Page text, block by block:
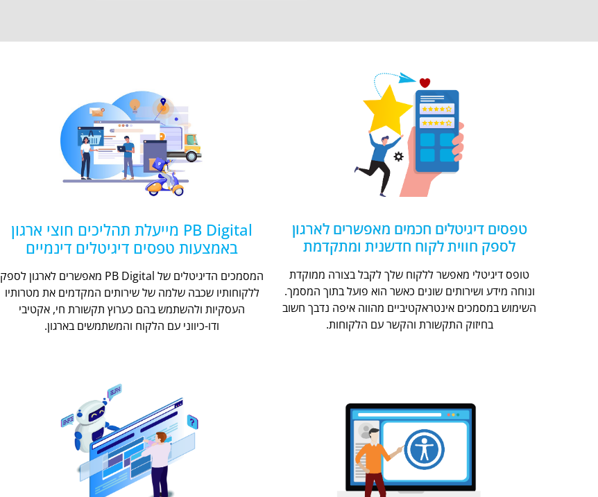
טפסים דיגיטלים חכמים מאפשרים לארגון
לספק חווית לקוח חדשנית ומתקדמת
טופס דיגיטלי מאפשר ללקוח שלך לקבל בצורה ממוקדת
ונוחה מידע ושירותים שונים כאשר הוא פועל בתוך המסמך.
השימוש במסמכים אינטראקטיביים מהווה איפה נדבך חשוב
בחיזוק התקשורת והקשר עם הלקוחות.
PB Digital מייעלת תהליכים חוצי ארגון
באמצעות טפסים דיגיטלים דינמיים
המסמכים הדיגיטלים של PB Digital מאפשרים לארגון לספק
ללקוחותיו שכבה שלמה של שירותים המקדמים את מטרותיו
העסקיות ולהשתמש בהם כערוץ תקשורת חי, אקטיבי
ודו-כיווני עם הלקוח והמשתמשים בארגון.